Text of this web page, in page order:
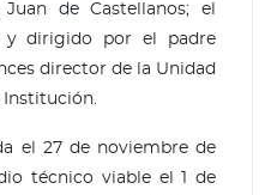
de Castellanos; el
y dirigido por el padre
director de la Unidad
Institución.
el 27 de noviembre de
técnico viable el 1 de